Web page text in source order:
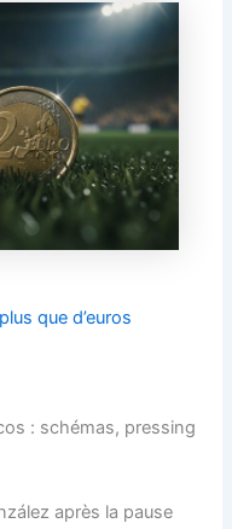
que d’euros
: schémas, pressing
après la pause